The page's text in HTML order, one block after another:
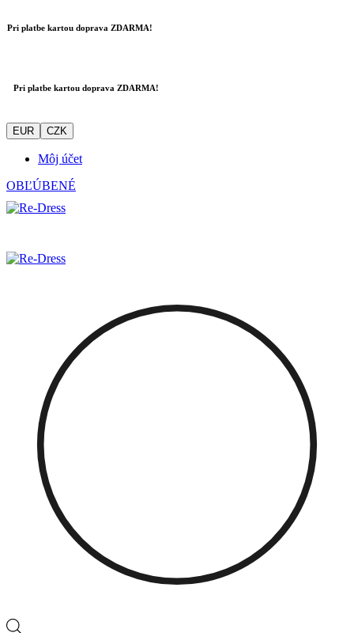
Pri platbe kartou doprava ZDARMA!
Pri platbe kartou doprava ZDARMA!
EUR CZK
Môj účet
OBĽÚBENÉ